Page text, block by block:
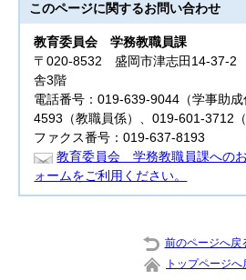
このページに関するお問い合わせ
教育委員会学務教職員課
〒020-8532 盛岡市津志田14-37-2
舎3階
電話番号：019-639-9044（学事助
4593（教職員係）、019-601-3712（
ファクス番号：019-637-8193
教育委員会 学務教職員課への
ォームをご利用ください。
前のページへ戻
トップページへ